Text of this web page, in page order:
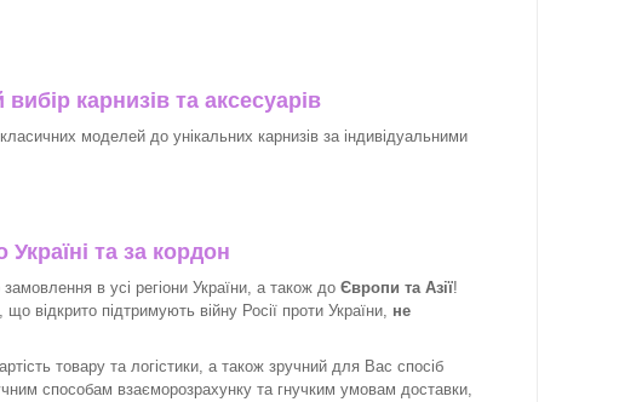
карнизів та аксесуарів
моделей до унікальних карнизів за індивідуальними
та за кордон
в усі регіони України, а також до Європи та Азії!
що відкрито підтримують війну Росії проти України, не
товару та логістики, а також зручний для Вас спосіб
способам взаєморозрахунку та гнучким умовам доставки,